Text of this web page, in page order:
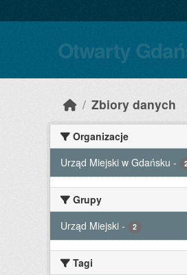
Otwarty
Zbiory danych
Organizacje
Urząd Miejski w Gdańsku -
Grupy
Urząd Miejski - 2
Tagi